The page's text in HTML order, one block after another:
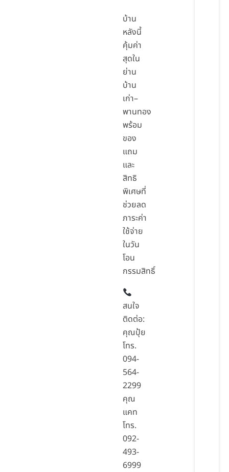
บ้าน
หลังนี้
คุ้มค่า
สุดใน
ย่าน
บ้าน
เก่า–
พานทอง
พร้อม
ของ
แถม
และ
สิทธิ
พิเศษที่
ช่วยลด
ภาระค่า
ใช้จ่าย
ในวัน
โอน
กรรมสิทธิ์
สนใจ
ติดต่อ:
คุณปุ้ย
โทร.
094-
564-
2299
คุณ
แคท
โทร.
092-
493-
6999